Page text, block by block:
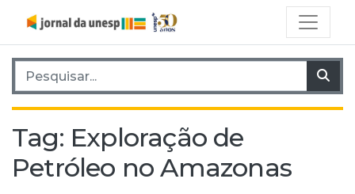
Pesquisar por:
Tag: Exploração de
Petróleo no Amazonas